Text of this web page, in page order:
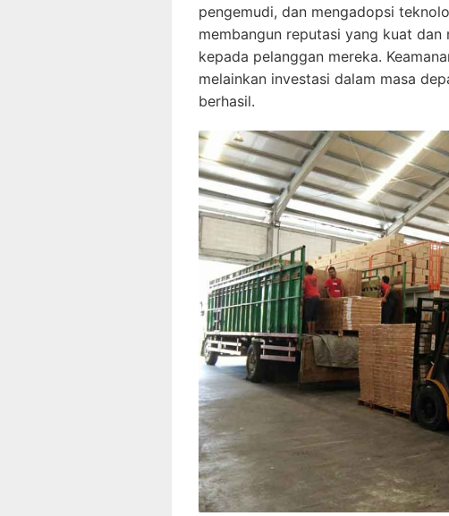
pengemudi, dan mengadopsi
membangun reputasi yang kuat
kepada pelanggan mereka.
melainkan investasi dalam masa
berhasil.